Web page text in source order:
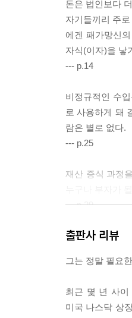
돈은 법인보다
자기들끼리 주
에겐 패가망신
자식(이자)을 낳
--- p.14
비정규적인 수
로 사용하게 돼
람은 별로 없다.
--- p.25
재산 증식 과정
--- p.29
흔히 리스크가
불확실성도 증
--- p.32
출판사 리뷰
그는 정말 필요
최근 몇 년 사이
미국 나스닥 상